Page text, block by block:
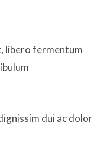
libero fermentum
dui ac dolor